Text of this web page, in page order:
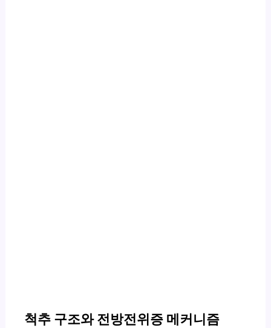
척추 구조와 전방전위증 메커니즘